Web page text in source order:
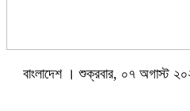
বাংলাদেশ । শুক্রবার, ০৭ অগাস্ট